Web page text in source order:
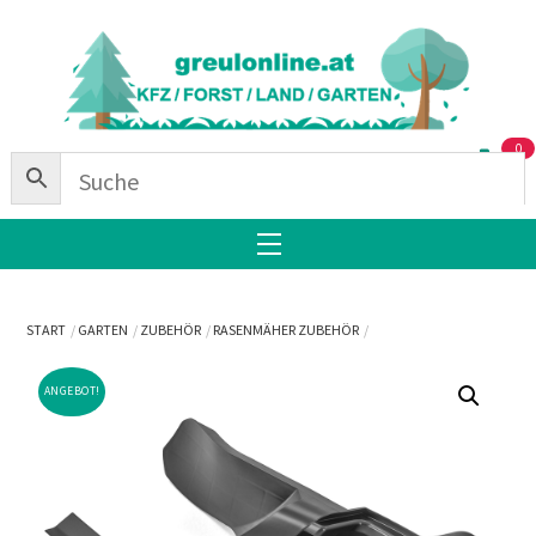
0
Menu
START GARTEN ZUBEHÖR RASENMÄHER ZUBEHÖR
ANGEBOT!
To
Top